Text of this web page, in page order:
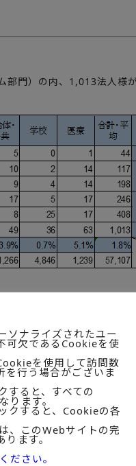
部門）の内、1,013法人様
計分析：2018年8月～
ソナライズされたユー
可欠であるCookieを使
を使用して訪問数
を行う場合がございま
すると、すべての
ります。
クすると、Cookieの各
、このWebサイトの完
ます。
ださい。